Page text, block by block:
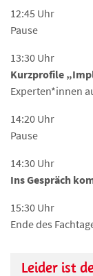
12:45 Uhr
Pause
13:30 Uhr
Kurzprofile
Experten*innen
14:20 Uhr
Pause
14:30 Uhr
Ins Gespräch
15:30 Uhr
Ende des
Leider ist